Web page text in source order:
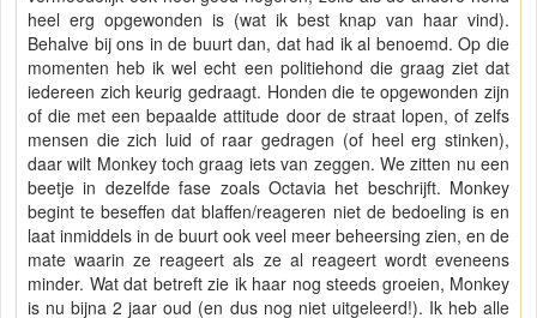
heel erg opgewonden is (wat ik best knap van haar vind).
Behalve bij ons in de buurt dan, dat had ik al benoemd. Op die
momenten heb ik wel echt een politiehond die graag ziet dat
iedereen zich keurig gedraagt. Honden die te opgewonden zijn
of die met een bepaalde attitude door de straat lopen, of zelfs
mensen die zich luid of raar gedragen (of heel erg stinken),
daar wilt Monkey toch graag iets van zeggen. We zitten nu een
beetje in dezelfde fase zoals Octavia het beschrijft. Monkey
begint te beseffen dat blaffen/reageren niet de bedoeling is en
laat inmiddels in de buurt ook veel meer beheersing zien, en de
mate waarin ze reageert als ze al reageert wordt eveneens
minder. Wat dat betreft zie ik haar nog steeds groeien, Monkey
is nu bijna 2 jaar oud (en dus nog niet uitgeleerd!). Ik heb alle